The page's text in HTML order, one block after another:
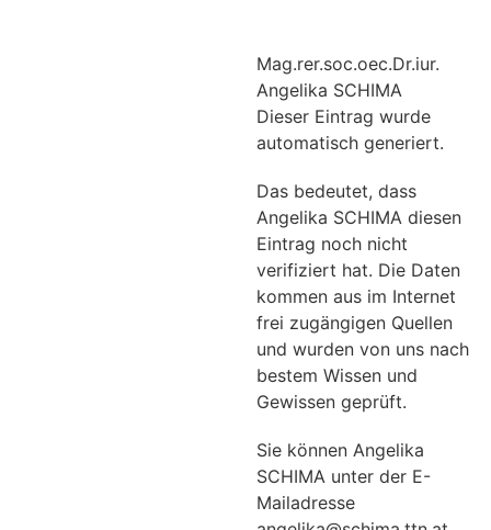
Mag.rer.soc.oec.Dr.iur.
Angelika SCHIMA
Dieser Eintrag wurde
automatisch generiert.
Das bedeutet, dass
Angelika SCHIMA diesen
Eintrag noch nicht
verifiziert hat. Die Daten
kommen aus im Internet
frei zugängigen Quellen
und wurden von uns nach
bestem Wissen und
Gewissen geprüft.
Sie können Angelika
SCHIMA unter der E-
Mailadresse